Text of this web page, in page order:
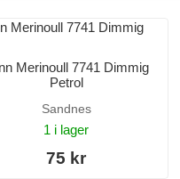
Merinoull 7741 Dimmig
Petrol
Sandnes
1 i lager
75 kr